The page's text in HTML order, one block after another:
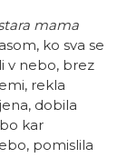
mama
ko sva se
v nebo, brez
rekla
dobila
kar
pomislila